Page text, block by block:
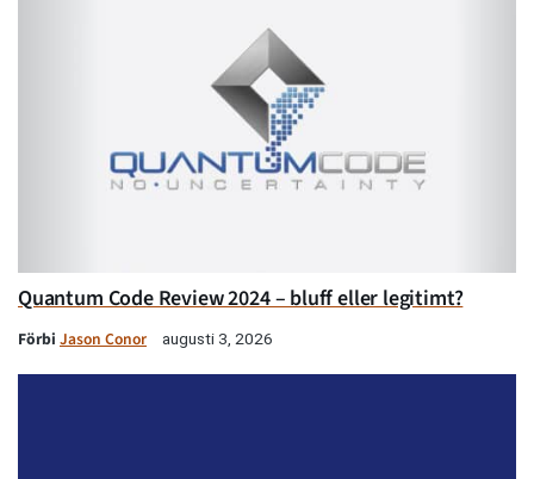
Quantum Code Review 2024 – bluff eller legitimt?
Förbi Jason Conor augusti 3, 2026